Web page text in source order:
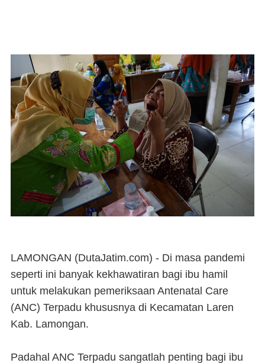
LAMONGAN (DutaJatim.com) - Di masa pandemi
seperti ini banyak kekhawatiran bagi ibu hamil
untuk melakukan pemeriksaan Antenatal Care
(ANC) Terpadu khususnya di Kecamatan Laren
Kab. Lamongan.
Padahal ANC Terpadu sangatlah penting bagi ibu